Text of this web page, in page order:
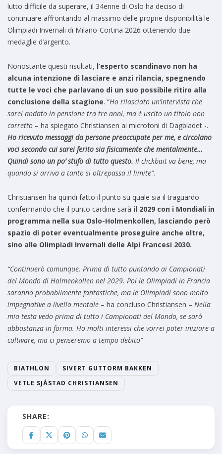
lutto difficile da superare, il 34enne di Oslo ha deciso di
continuare affrontando al massimo delle proprie disponibilità le
Olimpiadi Invernali di Milano-Cortina 2026 ottenendo due
medaglie d’argento.
Nonostante questi risultati, l’esperto scandinavo non ha
alcuna intenzione di lasciare e anzi rilancia, spegnendo
tutte le voci che parlavano di un suo possibile ritiro alla
conclusione della stagione. “Ho rilasciato un’intervista che
sarei andato in pensione tra tre anni, ma è uscito un titolo non
corretto – ha spiegato Christiansen ai microfoni di Dagbladet -.
Ho ricevuto messaggi da persone preoccupate per me, e circolano
voci secondo cui sarei ferito sia fisicamente che mentalmente…
Quindi sono un po’ stufo di tutto questo. Il clickbait va bene, ma
quando si arriva a tanto si oltrepassa il limite”.
Christiansen ha quindi fatto il punto su quale sia il traguardo
confermando che il punto cardine sarà il 2029 con i Mondiali in
programma nella sua Oslo-Holmenkollen, lasciando però
spazio di poter eventualmente proseguire anche oltre,
sino alle Olimpiadi Invernali delle Alpi Francesi 2030.
“Continuerò comunque. Prima di tutto puntando ai Campionati
del Mondo di Holmenkollen nel 2029. Poi le Olimpiadi in Francia
saranno probabilmente fantastiche, ma le Olimpiadi sono molto
impegnative a livello mentale – ha concluso Christiansen – Nella
mia testa vedo prima di tutto i Campionati del Mondo, se sarò
abbastanza in forma. Ho molti interessi che vorrei poter iniziare a
coltivare, ma ci penseremo a tempo debito”
BIATHLON
SIVERT GUTTORM BAKKEN
VETLE SJÅSTAD CHRISTIANSEN
SHARE: